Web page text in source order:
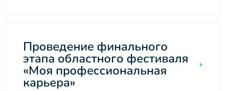
Проведение финального
этапа областного фестиваля
«Моя профессиональная
карьера»